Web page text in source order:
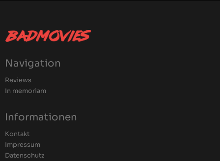
Navigation
Reviews
In memoriam
Informationen
Kontakt
Impressum
Datenschutz